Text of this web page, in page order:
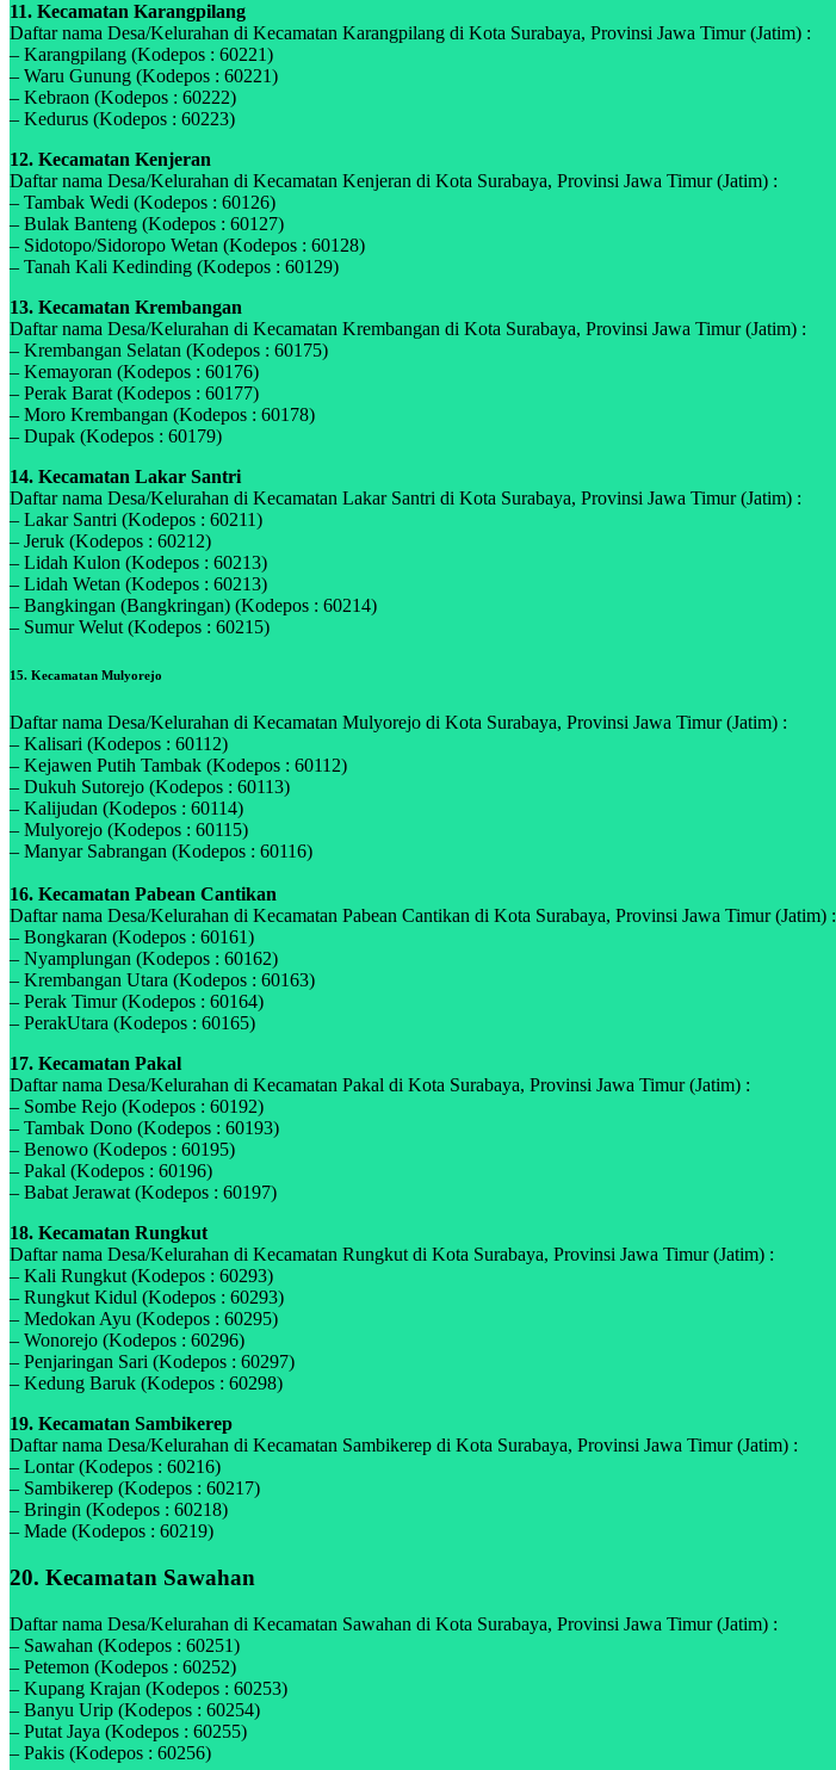
11. Kecamatan Karangpilang
Daftar nama Desa/Kelurahan di Kecamatan Karangpilang di Kota Surabaya, Provinsi Jawa Timur (Jatim) :
– Karangpilang (Kodepos : 60221)
– Waru Gunung (Kodepos : 60221)
– Kebraon (Kodepos : 60222)
– Kedurus (Kodepos : 60223)
12. Kecamatan Kenjeran
Daftar nama Desa/Kelurahan di Kecamatan Kenjeran di Kota Surabaya, Provinsi Jawa Timur (Jatim) :
– Tambak Wedi (Kodepos : 60126)
– Bulak Banteng (Kodepos : 60127)
– Sidotopo/Sidoropo Wetan (Kodepos : 60128)
– Tanah Kali Kedinding (Kodepos : 60129)
13. Kecamatan Krembangan
Daftar nama Desa/Kelurahan di Kecamatan Krembangan di Kota Surabaya, Provinsi Jawa Timur (Jatim) :
– Krembangan Selatan (Kodepos : 60175)
– Kemayoran (Kodepos : 60176)
– Perak Barat (Kodepos : 60177)
– Moro Krembangan (Kodepos : 60178)
– Dupak (Kodepos : 60179)
14. Kecamatan Lakar Santri
Daftar nama Desa/Kelurahan di Kecamatan Lakar Santri di Kota Surabaya, Provinsi Jawa Timur (Jatim) :
– Lakar Santri (Kodepos : 60211)
– Jeruk (Kodepos : 60212)
– Lidah Kulon (Kodepos : 60213)
– Lidah Wetan (Kodepos : 60213)
– Bangkingan (Bangkringan) (Kodepos : 60214)
– Sumur Welut (Kodepos : 60215)
15. Kecamatan Mulyorejo
Daftar nama Desa/Kelurahan di Kecamatan Mulyorejo di Kota Surabaya, Provinsi Jawa Timur (Jatim) :
– Kalisari (Kodepos : 60112)
– Kejawen Putih Tambak (Kodepos : 60112)
– Dukuh Sutorejo (Kodepos : 60113)
– Kalijudan (Kodepos : 60114)
– Mulyorejo (Kodepos : 60115)
– Manyar Sabrangan (Kodepos : 60116)
16. Kecamatan Pabean Cantikan
Daftar nama Desa/Kelurahan di Kecamatan Pabean Cantikan di Kota Surabaya, Provinsi Jawa Timur (Jatim) :
– Bongkaran (Kodepos : 60161)
– Nyamplungan (Kodepos : 60162)
– Krembangan Utara (Kodepos : 60163)
– Perak Timur (Kodepos : 60164)
– PerakUtara (Kodepos : 60165)
17. Kecamatan Pakal
Daftar nama Desa/Kelurahan di Kecamatan Pakal di Kota Surabaya, Provinsi Jawa Timur (Jatim) :
– Sombe Rejo (Kodepos : 60192)
– Tambak Dono (Kodepos : 60193)
– Benowo (Kodepos : 60195)
– Pakal (Kodepos : 60196)
– Babat Jerawat (Kodepos : 60197)
18. Kecamatan Rungkut
Daftar nama Desa/Kelurahan di Kecamatan Rungkut di Kota Surabaya, Provinsi Jawa Timur (Jatim) :
– Kali Rungkut (Kodepos : 60293)
– Rungkut Kidul (Kodepos : 60293)
– Medokan Ayu (Kodepos : 60295)
– Wonorejo (Kodepos : 60296)
– Penjaringan Sari (Kodepos : 60297)
– Kedung Baruk (Kodepos : 60298)
19. Kecamatan Sambikerep
Daftar nama Desa/Kelurahan di Kecamatan Sambikerep di Kota Surabaya, Provinsi Jawa Timur (Jatim) :
– Lontar (Kodepos : 60216)
– Sambikerep (Kodepos : 60217)
– Bringin (Kodepos : 60218)
– Made (Kodepos : 60219)
20. Kecamatan Sawahan
Daftar nama Desa/Kelurahan di Kecamatan Sawahan di Kota Surabaya, Provinsi Jawa Timur (Jatim) :
– Sawahan (Kodepos : 60251)
– Petemon (Kodepos : 60252)
– Kupang Krajan (Kodepos : 60253)
– Banyu Urip (Kodepos : 60254)
– Putat Jaya (Kodepos : 60255)
– Pakis (Kodepos : 60256)